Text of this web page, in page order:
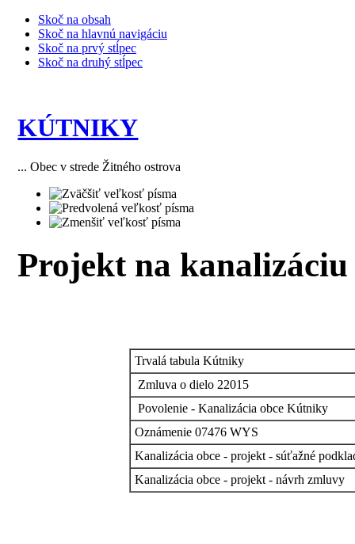
Skoč na obsah
Skoč na hlavnú navigáciu
Skoč na prvý stĺpec
Skoč na druhý stĺpec
KÚTNIKY
... Obec v strede Žitného ostrova
Projekt na
Trvalá tabula Kútniky
Zmluva o dielo 22015
Povolenie - Kanalizácia obce Kútniky
Oznámenie 07476 WYS
Kanalizácia obce - projekt - súťažné
Kanalizácia obce - projekt - návrh zmluvy